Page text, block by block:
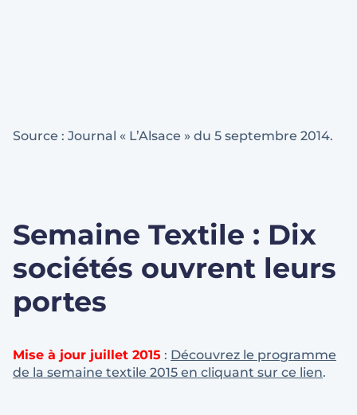
Source : Journal « L’Alsace » du 5 septembre 2014.
Semaine Textile : Dix
sociétés ouvrent leurs
portes
Mise à jour juillet 2015 : Découvrez le programme
de la semaine textile 2015 en cliquant sur ce lien.